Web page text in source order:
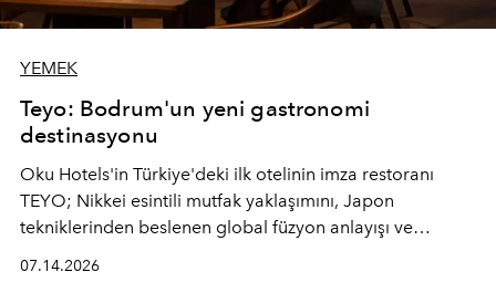
YEMEK
Teyo: Bodrum'un yeni gastronomi
destinasyonu
Oku Hotels'in Türkiye'deki ilk otelinin imza restoranı
TEYO; Nikkei esintili mutfak yaklaşımını, Japon
tekniklerinden beslenen global füzyon anlayışı ve
07.14.2026